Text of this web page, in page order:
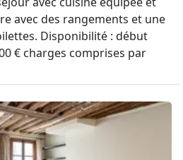
avec des rangements et une
Disponibilité : début
€ charges comprises par